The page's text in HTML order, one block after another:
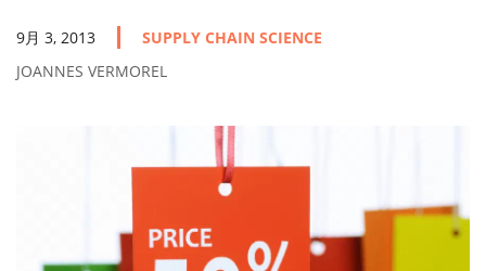
9月 3, 2013
SUPPLY CHAIN SCIENCE
JOANNES VERMOREL